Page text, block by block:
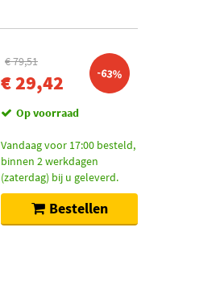
€ 79,51
€ 29,42 -63%
Op voorraad
Vandaag voor 17:00 besteld,
binnen 2 werkdagen
(zaterdag) bij u geleverd.
Bestellen